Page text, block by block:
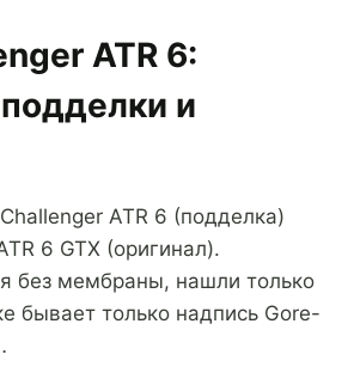
ATR 6:
и
ATR 6 (подделка)
6 GTX (оригинал).
без мембраны, нашли только
бывает только надпись Gore-